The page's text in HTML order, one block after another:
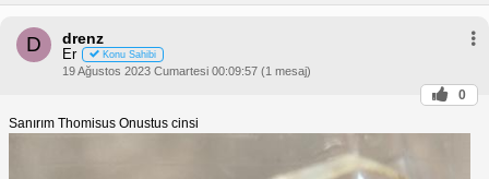
D drenz
Er Konu Sahibi
19 Ağustos 2023 Cumartesi 00:09:57 (1 mesaj)
0
Sanırım Thomisus Onustus cinsi